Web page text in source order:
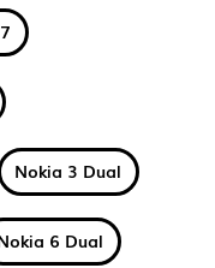
Nokia 3 Dual
6 Dual